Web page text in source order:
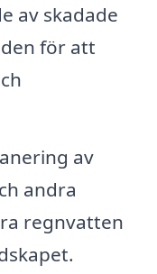
av skadade
för att
av
andra
regnvatten